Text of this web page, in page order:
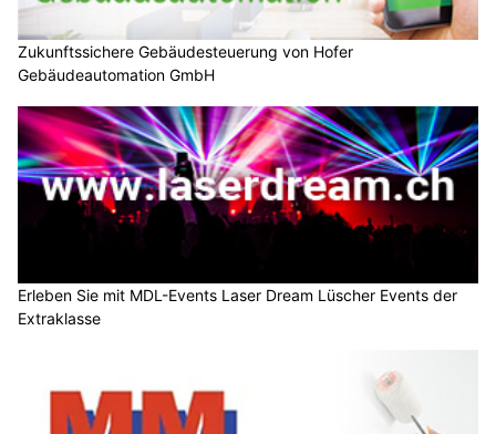
Zukunftssichere Gebäudesteuerung von Hofer
Gebäudeautomation GmbH
Erleben Sie mit MDL-Events Laser Dream Lüscher Events der
Extraklasse